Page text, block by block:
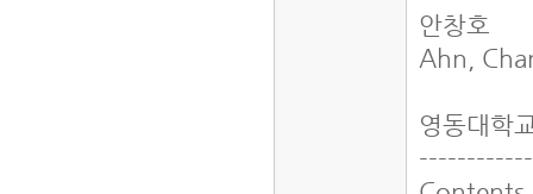
안창호
Ahn,
영동대학